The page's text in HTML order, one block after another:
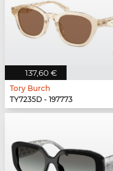
137,60 €
Tory Burch
TY7235D - 197773